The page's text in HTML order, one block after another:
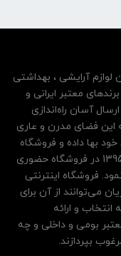
لوازم آرایشی ، بهداشتی
معتبر ایرانی و
آسان راه‌اندازی
این فضای مدرن و عاری
بها داده و فروشگاه
اینترنتی خود را بر پایه سال‌ها تجربه از سال 1395 در فروشگاه حضوری
فروشگاه اینترنتی
می‌توانند از آن‌ برای
و ارائه
بومی و داخلی و چه
بپردازند.